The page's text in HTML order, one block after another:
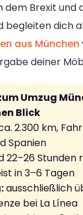
dem Brexit und
begleiten dich
aus München
deiner
Umzug
Blick
2.300 km,
Spanien
22–26 Stunden
in 3–6 Tagen
ausschließlich
bei La Línea